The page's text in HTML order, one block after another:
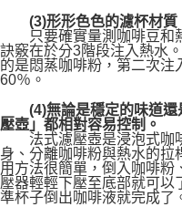
(3)形形色色的濾杯材質
只要確實量測咖啡豆和熱
訣竅在於分3階段注入熱水
的是悶蒸咖啡粉，第二次注
60％。
(4)無論是穩定的味道還
壓壺」都相對容易控制。
法式濾壓壺是浸泡式咖
身、分離咖啡粉與熱水的拉
用方法很簡單，倒入咖啡粉
壓器輕輕下壓至底部就可以
準杯子倒出咖啡液就完成了